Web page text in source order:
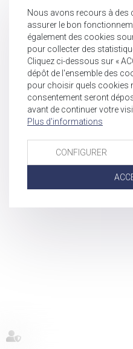
Nous avons recours à des
assurer le bon
également des cookies
pour collecter des
Cliquez ci-dessous sur «
dépôt de l'ensemble des
pour choisir quels cookies
consentement seront
avant de continuer votre
Plus d'informations
CONFIGURER